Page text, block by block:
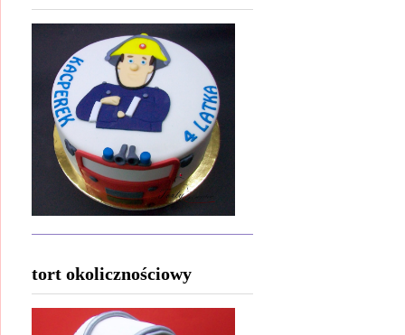
tort okolicznościowy